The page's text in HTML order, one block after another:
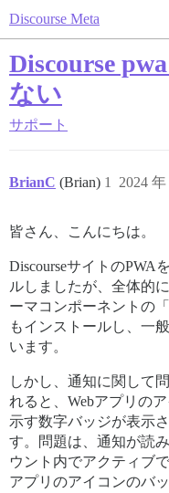
Discourse Meta
Discourse
ない
サポート
BrianC (Brian) 2024
1
皆さん、こんにちは。
DiscourseサイトのPWA
ルしましたが、全体的
ーマコンポーネントの「
もインストールし、一
います。
しかし、通知に関して
れると、Webアプリの
示す数字バッジが表示
す。問題は、通知が読
ウント内でアクティブ
アプリのアイコンのバ